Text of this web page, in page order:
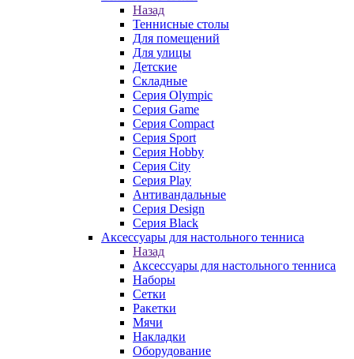
Назад
Теннисные столы
Для помещений
Для улицы
Детские
Складные
Серия Olympic
Серия Game
Серия Compact
Серия Sport
Серия Hobby
Серия City
Серия Play
Антивандальные
Серия Design
Серия Black
Аксессуары для настольного тенниса
Назад
Аксессуары для настольного тенниса
Наборы
Сетки
Ракетки
Мячи
Накладки
Оборудование